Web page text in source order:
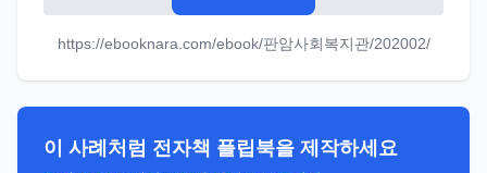
https://ebooknara.com/ebook/판암사회복지관/202002/
이 사례처럼 전자책 플립북을 제작하세요